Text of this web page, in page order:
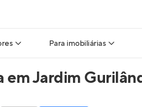
Corretores
Para imobiliárias
Leads para Imobiliárias
Jardim